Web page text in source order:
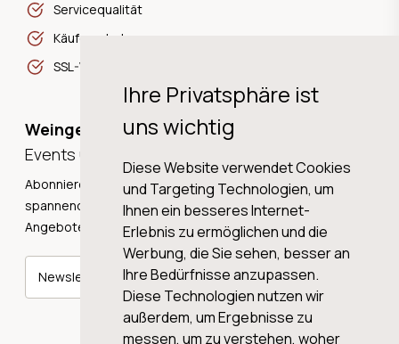
Ihre Privatsphäre ist
uns wichtig
Diese Website verwendet Cookies
und Targeting Technologien, um
Ihnen ein besseres Internet-
Erlebnis zu ermöglichen und die
Werbung, die Sie sehen, besser an
Ihre Bedürfnisse anzupassen.
Diese Technologien nutzen wir
außerdem, um Ergebnisse zu
messen, um zu verstehen, woher
Servicequalität
Käuferschutz
SSL-Verschlüsselung
Weingeschichten,
Events und Neuigkeiten!
Abonnieren Sie unseren Newsletter und erhalten Sie
spannende Weingeschichten, Neuigkeiten und tolle
Angebote direkt in Ihre Mailbox.
Newsletter abonnieren